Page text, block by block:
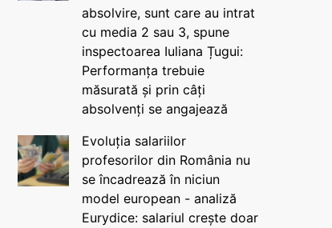
absolvire, sunt care au intrat
cu media 2 sau 3, spune
inspectoarea Iuliana Țugui:
Performanța trebuie
măsurată și prin câți
absolvenți se angajează
Evoluția salariilor
profesorilor din România nu
se încadrează în niciun
model european - analiză
Eurydice: salariul crește doar